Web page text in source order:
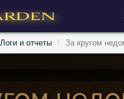
Логи и отчеты За кругом